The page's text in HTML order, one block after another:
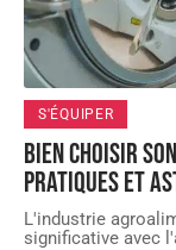
S'ÉQUIPER
Bien choisir
pratiques et
L'industrie
significative avec